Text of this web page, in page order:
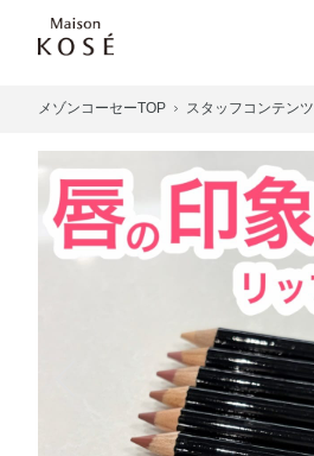
メゾンコーセーTOP スタッフコンテンツ